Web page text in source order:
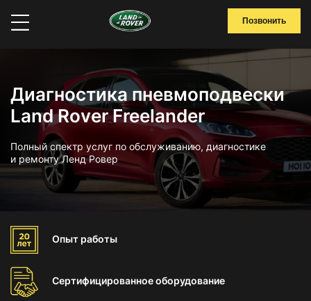
Позвонить
Диагностика пневмоподвески
Land Rover Freelander
Полный спектр услуг по обслуживанию, диагностике
и ремонту Ленд Ровер
Опыт работы
Сертифицированноеоборудование